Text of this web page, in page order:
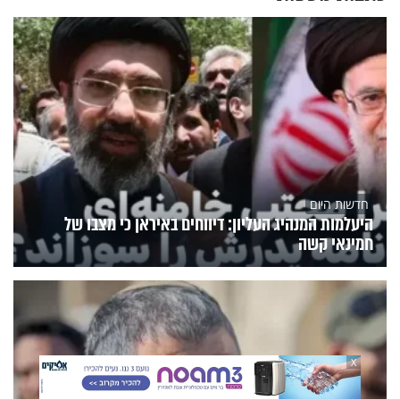
חדשות היום
היעלמות המנהיג העליון: דיווחים באיראן כי מצבו של
חמינאי קשה
X